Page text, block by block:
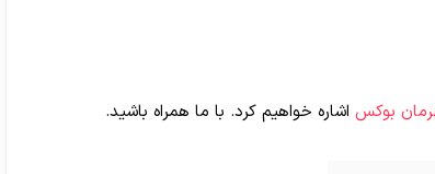
بوکس اشاره خواهیم کرد. با ما همراه باشید.